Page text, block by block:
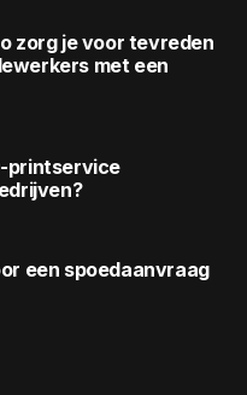
zorg je voor tevreden
met een
printservice
een spoedaanvraag